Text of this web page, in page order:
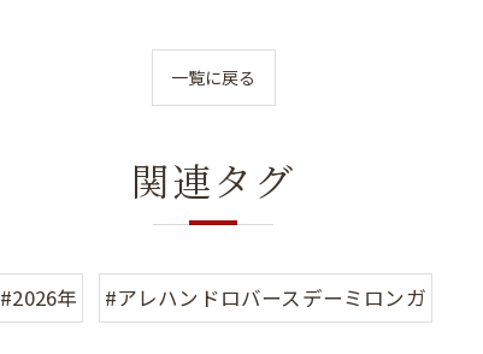
一覧に戻る
関連タグ
#2026年 #アレハンドロバースデーミロンガ